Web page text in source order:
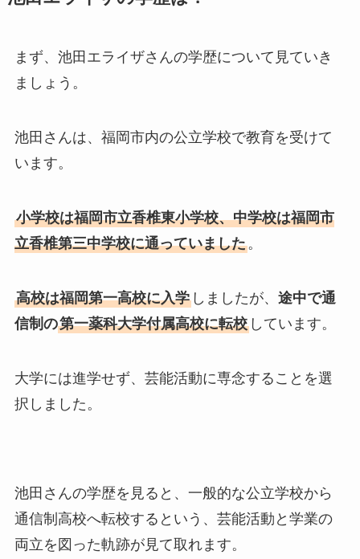
まず、池田エライザさんの学歴について見ていき
ましょう。
池田さんは、福岡市内の公立学校で教育を受けて
います。
小学校は福岡市立香椎東小学校、中学校は福岡市
立香椎第三中学校に通っていました。
高校は福岡第一高校に入学しましたが、 途中で通
信制の第一薬科大学付属高校に転校しています。
大学には進学せず、芸能活動に専念することを選
択しました。
池田さんの学歴を見ると、一般的な公立学校から
通信制高校へ転校するという、芸能活動と学業の
両立を図った軌跡が見て取れます。